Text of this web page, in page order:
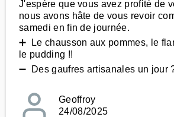
J'espère que vous avez profité de
nous avons hâte de vous revoir
samedi en fin de journée.
➕ Le chausson aux pommes, le
le pudding !!
➖ Des gaufres artisanales un jour
Geoffroy
24/08/2025